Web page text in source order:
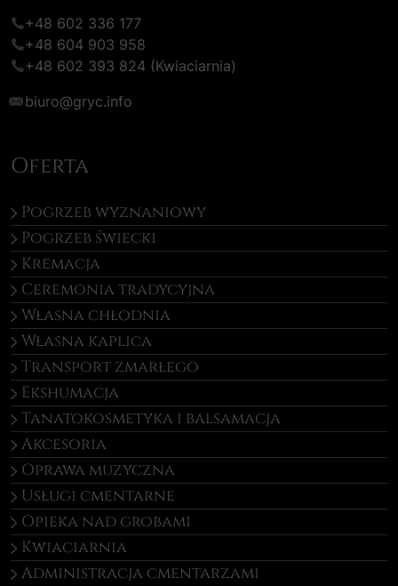
+48 602 336 177
+48 604 903 958
+48 602 393 824 (Kwiaciarnia)
biuro@gryc.info
Oferta
Pogrzeb wyznaniowy
Pogrzeb świecki
Kremacja
Ceremonia tradycyjna
Własna chłodnia
Własna kaplica
Transport zmarłego
Ekshumacja
Tanatokosmetyka i balsamacja
Akcesoria
Oprawa muzyczna
Usługi cmentarne
Opieka nad grobami
Kwiaciarnia
Administracja cmentarzami